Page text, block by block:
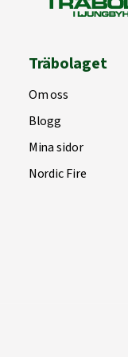
Träbolaget
Om oss
Blogg
Mina sidor
Nordic Fire